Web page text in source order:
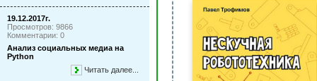
19.12.2017г.
Просмотров: 9866
Комментарии: 0
Анализ социальных медиа на
Python
Читать далее...